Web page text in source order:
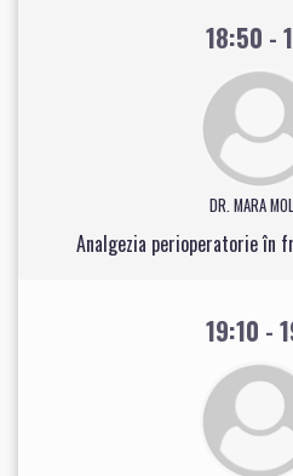
18:50 -
DR. MARA
Analgezia perioperatorie în
19:10 -